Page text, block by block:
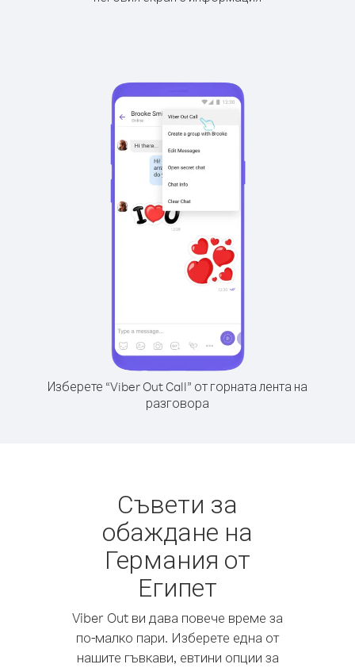
Изберете “Viber Out Call” от горната лента на
разговора
Съвети за
обаждане на
Германия от
Египет
Viber Out ви дава повече време за
по-малко пари. Изберете една от
нашите гъвкави, евтини опции за